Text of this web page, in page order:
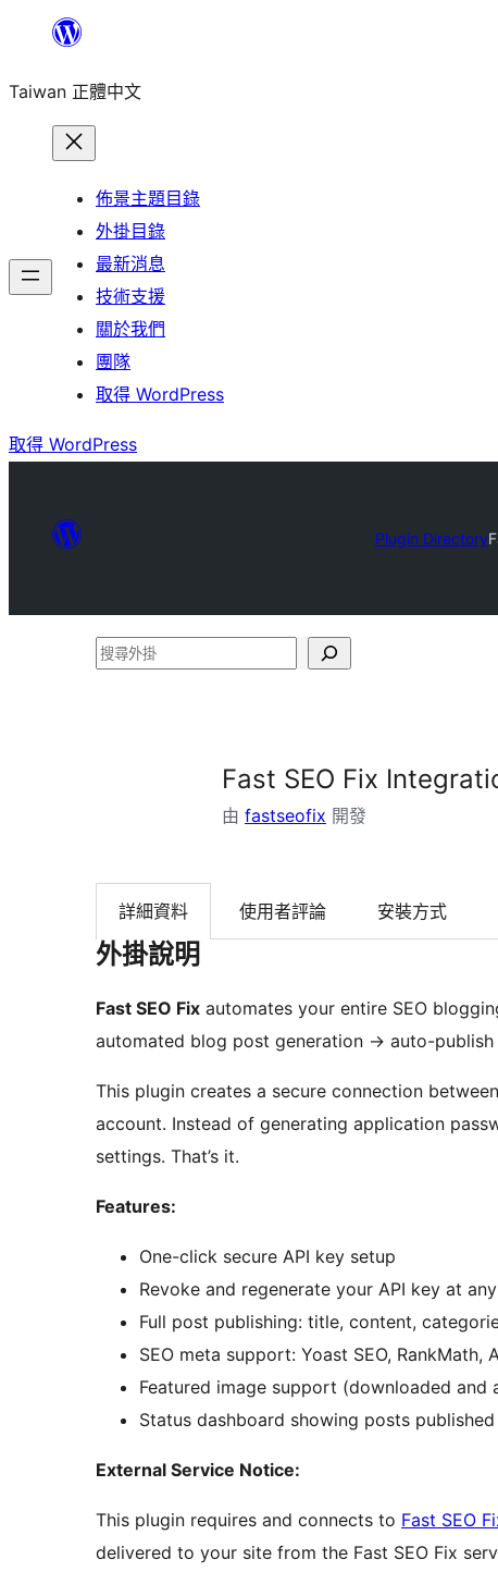
主
Taiwan 正體中文
佈景主題目錄
外掛目錄
最新消息
技術支援
關於我們
團隊
取得 WordPress
取得 WordPress
Plugin Directory
搜
Fast SEO Fix
由 fastseofix 開發
詳細資料 使用者評論 安裝方式
外掛說明
Fast SEO Fix automates your entire SEO
automated blog post generation → auto-publish
This plugin creates a secure connection
account. Instead of generating application
settings. That’s it.
Features:
One-click secure API key setup
Revoke and regenerate your API key at
Full post publishing: title, content,
SEO meta support: Yoast SEO, RankMath,
Featured image support (downloaded and
Status dashboard showing posts
External Service Notice:
This plugin requires and connects to Fast SEO
delivered to your site from the Fast SEO Fix